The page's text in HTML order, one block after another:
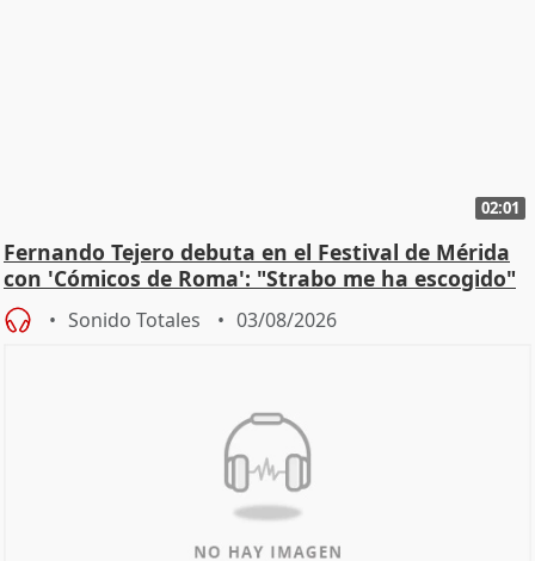
02:01
Fernando Tejero debuta en el Festival de Mérida
con 'Cómicos de Roma': "Strabo me ha escogido"
Sonido Totales 03/08/2026